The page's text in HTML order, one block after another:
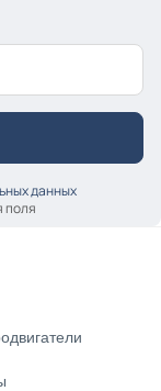
данных
поля